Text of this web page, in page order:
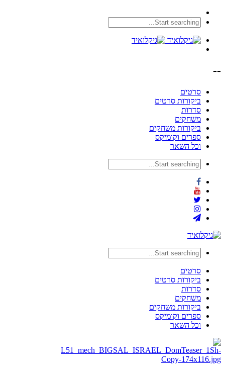
--
סרטים
ביקורות סרטים
סדרות
משחקים
ביקורות משחקים
ספרים וקומיקס
וכל השאר
סרטים
ביקורות סרטים
סדרות
משחקים
ביקורות משחקים
ספרים וקומיקס
וכל השאר